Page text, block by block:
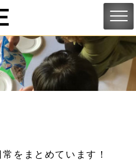
をまとめています！